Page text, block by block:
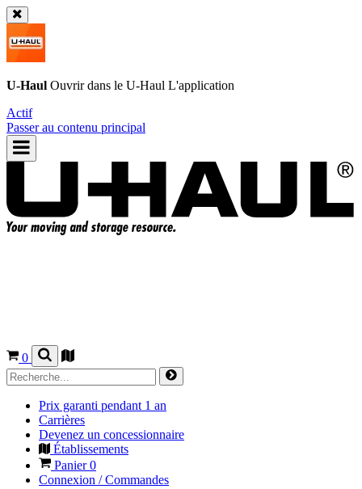
U-Haul Ouvrir dans le U-Haul L'application
Actif
Passer au contenu principal
0
Prix garanti pendant 1 an
Carrières
Devenez un concessionnaire
Établissements
Panier0
Connexion / Commandes